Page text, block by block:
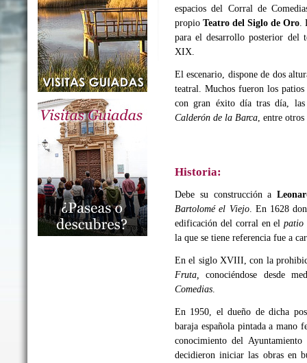
espacios del Corral de
propioTeatro del Siglo de Oro
para el desarrollo posterior
XIX.
El escenario, dispone de dos
teatral. Muchos fueron los
con gran éxito día tras día, las
Calderón de la Barca , entre
Historia:
Debe su construcción a
Bartolomé el Viejo. En 1628
edificación del corral en elpatio
la que se tiene referencia fue a
En el siglo XVIII, con la
Fruta,
conociéndose desde
Comedias
En 1950, el dueño de dicha
baraja española pintada a
conocimiento del
decidieron iniciar las obras en